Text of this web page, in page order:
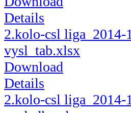
Details
2.kolo-csl liga_2014-
vysl_tab.xlsx
Download
Details
2.kolo-csl liga_2014-